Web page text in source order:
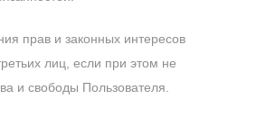
прав и законных интересов
лиц, если при этом не
и свободы Пользователя.